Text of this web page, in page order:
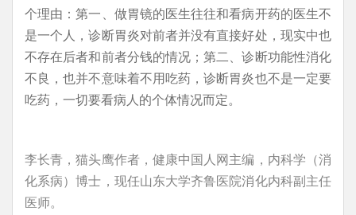
个理由：第一、做胃镜的医生往往和看病开药的医生不
是一个人，诊断胃炎对前者并没有直接好处，现实中也
不存在后者和前者分钱的情况；第二、诊断功能性消化
不良，也并不意味着不用吃药，诊断胃炎也不是一定要
吃药，一切要看病人的个体情况而定。
李长青，猫头鹰作者，健康中国人网主编，内科学（消
化系病）博士，现任山东大学齐鲁医院消化内科副主任
医师。